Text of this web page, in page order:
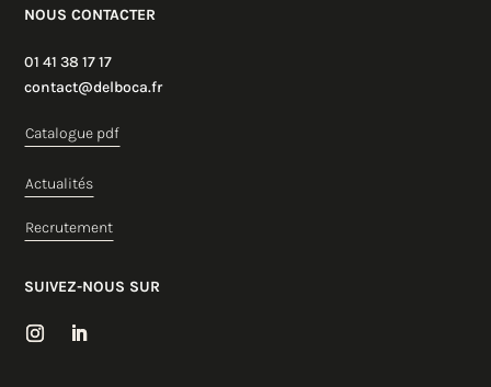
NOUS CONTACTER
01 41 38 17 17
contact@delboca.fr
Catalogue pdf
Actualités
Recrutement
SUIVEZ-NOUS SUR